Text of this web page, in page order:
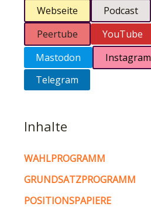
Webseite
Podcast
Peertube
YouTube
Mastodon
Instagram
Telegram
Inhalte
WAHLPROGRAMM
GRUNDSATZPROGRAMM
POSITIONSPAPIERE